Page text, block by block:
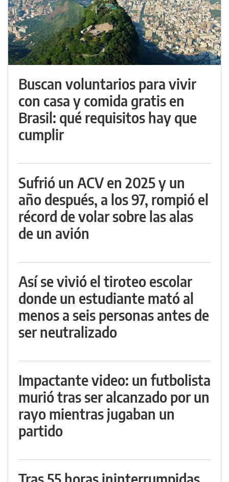
Buscan voluntarios para vivir
con casa y comida gratis en
Brasil: qué requisitos hay que
cumplir
Sufrió un ACV en 2025 y un
año después, a los 97, rompió el
récord de volar sobre las alas
de un avión
Así se vivió el tiroteo escolar
donde un estudiante mató al
menos a seis personas antes de
ser neutralizado
Impactante video: un futbolista
murió tras ser alcanzado por un
rayo mientras jugaban un
partido